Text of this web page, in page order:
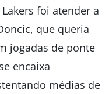
foi atender a
que queria
jogadas de ponte
encaixa
médias de